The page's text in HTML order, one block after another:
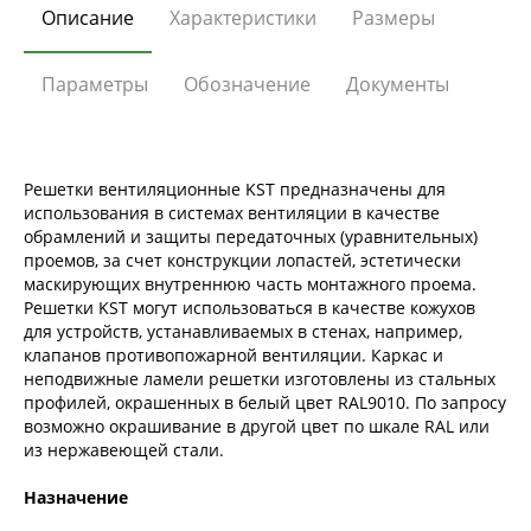
Описание Характеристики Размеры
Параметры Обозначение Документы
Решетки вентиляционные KST предназначены для
использования в системах вентиляции в качестве
обрамлений и защиты передаточных (уравнительных)
проемов, за счет конструкции лопастей, эстетически
маскирующих внутреннюю часть монтажного проема.
Решетки KST могут использоваться в качестве кожухов
для устройств, устанавливаемых в стенах, например,
клапанов противопожарной вентиляции. Каркас и
неподвижные ламели решетки изготовлены из стальных
профилей, окрашенных в белый цвет RAL9010. По запросу
возможно окрашивание в другой цвет по шкале RAL или
из нержавеющей стали.
Назначение